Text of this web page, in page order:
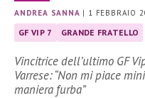
ANDREA SANNA | 1 FEBBRAIO
GF VIP 7 GRANDE FRATELLO
Vincitrice dell’ultimo GF
Varrese: “Non mi piace
maniera furba”